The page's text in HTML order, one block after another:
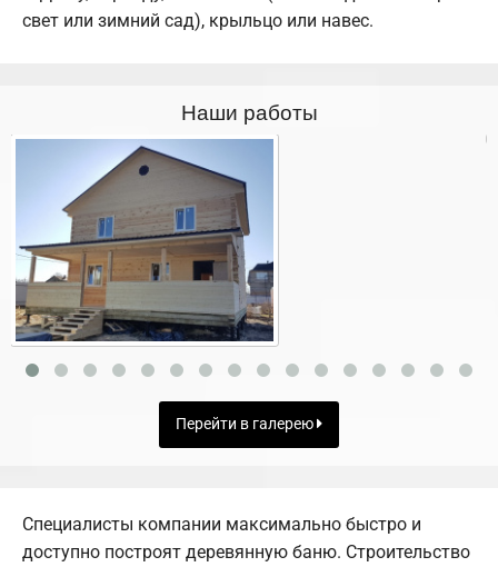
свет или зимний сад), крыльцо или навес.
Наши работы
Перейти в галерею
Специалисты компании максимально быстро и
доступно построят деревянную баню. Строительство